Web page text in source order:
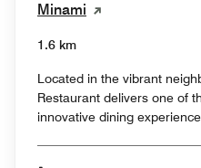
Minami
1.6 km
Located in the vibrant
Restaurant delivers one of
innovative dining